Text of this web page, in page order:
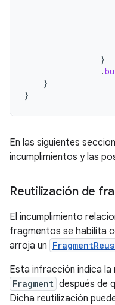
}
.
}
}
En las siguientes
incumplimientos y las
Reutilización de
El incumplimiento
fragmentos se habilita
arroja un
Esta infracción indica la
Fragment después de
Dicha reutilización